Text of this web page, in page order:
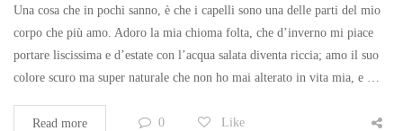
Una cosa che in pochi sanno, è che i capelli sono una delle parti del mio
corpo che più amo. Adoro la mia chioma folta, che d’inverno mi piace
portare liscissima e d’estate con l’acqua salata diventa riccia; amo il suo
colore scuro ma super naturale che non ho mai alterato in vita mia, e …
Read more 0 Like